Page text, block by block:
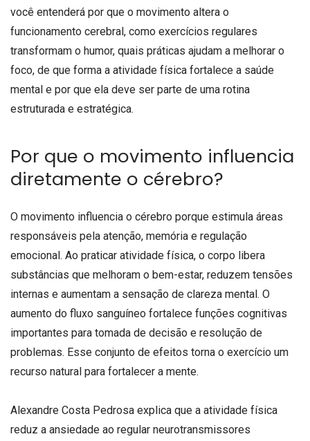
você entenderá por que o movimento altera o
funcionamento cerebral, como exercícios regulares
transformam o humor, quais práticas ajudam a melhorar o
foco, de que forma a atividade física fortalece a saúde
mental e por que ela deve ser parte de uma rotina
estruturada e estratégica.
Por que o movimento influencia
diretamente o cérebro?
O movimento influencia o cérebro porque estimula áreas
responsáveis pela atenção, memória e regulação
emocional. Ao praticar atividade física, o corpo libera
substâncias que melhoram o bem-estar, reduzem tensões
internas e aumentam a sensação de clareza mental. O
aumento do fluxo sanguíneo fortalece funções cognitivas
importantes para tomada de decisão e resolução de
problemas. Esse conjunto de efeitos torna o exercício um
recurso natural para fortalecer a mente.
Alexandre Costa Pedrosa explica que a atividade física
reduz a ansiedade ao regular neurotransmissores